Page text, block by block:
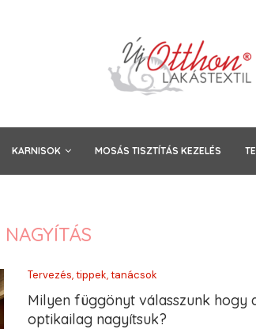
KARNISOK MOSÁS TISZTÍTÁS KEZELÉS
NAGYÍTÁS
Tervezés, tippek, tanácsok
Milyen függönyt válasszunk hogy
optikailag nagyítsuk?